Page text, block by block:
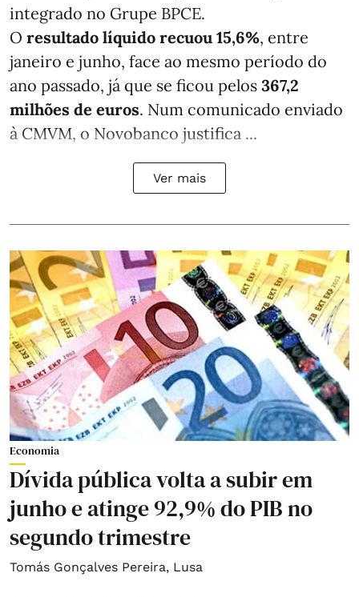
integrado no Grupe BPCE.
O resultado líquido recuou 15,6%, entre
janeiro e junho, face ao mesmo período do
ano passado, já que se ficou pelos 367,2
milhões de euros. Num comunicado enviado
à CMVM, o Novobanco justifica ...
Ver mais
Economia
Dívida pública volta a subir em
junho e atinge 92,9% do PIB no
segundo trimestre
Tomás Gonçalves Pereira, Lusa